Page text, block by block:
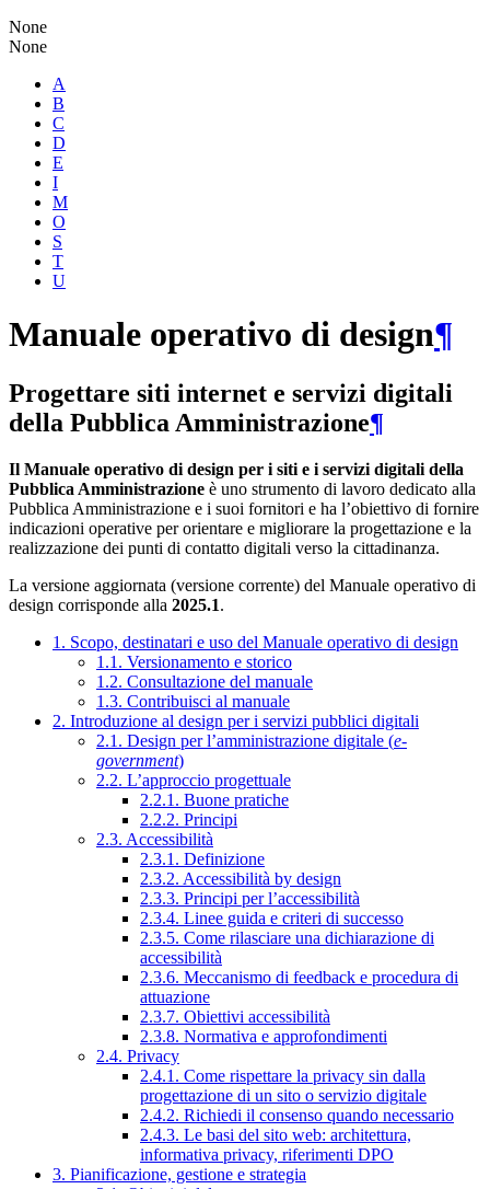
None
None
A
B
C
D
E
I
M
O
S
T
U
Manuale operativo di design¶
Progettare siti internet e servizi digitali
della Pubblica Amministrazione¶
Il Manuale operativo di design per i siti e i servizi digitali della
Pubblica Amministrazione è uno strumento di lavoro dedicato alla
Pubblica Amministrazione e i suoi fornitori e ha l’obiettivo di fornire
indicazioni operative per orientare e migliorare la progettazione e la
realizzazione dei punti di contatto digitali verso la cittadinanza.
La versione aggiornata (versione corrente) del Manuale operativo di
design corrisponde alla 2025.1.
1. Scopo, destinatari e uso del Manuale operativo di design
1.1. Versionamento e storico
1.2. Consultazione del manuale
1.3. Contribuisci al manuale
2. Introduzione al design per i servizi pubblici digitali
2.1. Design per l’amministrazione digitale (e-
government)
2.2. L’approccio progettuale
2.2.1. Buone pratiche
2.2.2. Principi
2.3. Accessibilità
2.3.1. Definizione
2.3.2. Accessibilità by design
2.3.3. Principi per l’accessibilità
2.3.4. Linee guida e criteri di successo
2.3.5. Come rilasciare una dichiarazione di
accessibilità
2.3.6. Meccanismo di feedback e procedura di
attuazione
2.3.7. Obiettivi accessibilità
2.3.8. Normativa e approfondimenti
2.4. Privacy
2.4.1. Come rispettare la privacy sin dalla
progettazione di un sito o servizio digitale
2.4.2. Richiedi il consenso quando necessario
2.4.3. Le basi del sito web: architettura,
informativa privacy, riferimenti DPO
3. Pianificazione, gestione e strategia